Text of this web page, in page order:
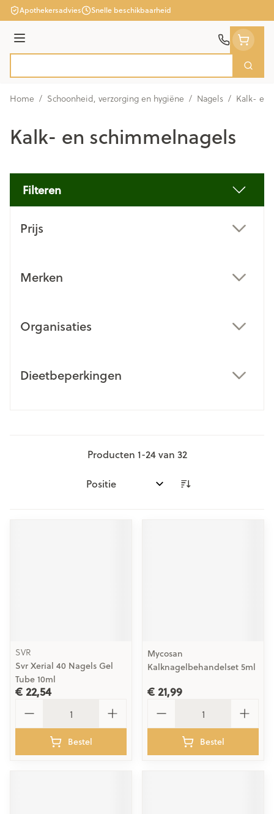
Ga naar de inhoud
Apothekersadvies Snelle beschikbaarheid
Menu
Zoek
Home / Schoonheid, verzorging en hygiëne / Nagels / Kalk- en
Kalk- en schimmelnagels
Filteren
Prijs
Merken
Organisaties
Dieetbeperkingen
Producten 1-24van 32
Sorteer op:
SVR
Svr Xerial 40 Nagels Gel
Tube 10ml
€ 22,54
Bestel
Mycosan
Kalknagelbehandelset 5ml
€ 21,99
Bestel